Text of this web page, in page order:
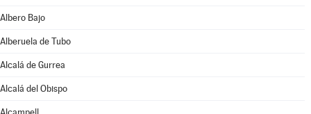
Albero Bajo
Alberuela de Tubo
Alcalá de Gurrea
Alcalá del Obispo